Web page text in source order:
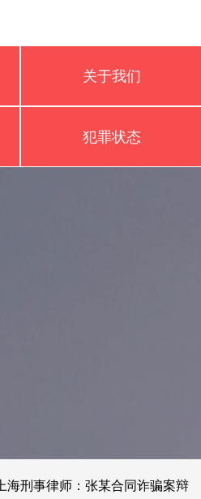
关于我们
犯罪状态
上海刑事律师：张某合同诈骗案辩